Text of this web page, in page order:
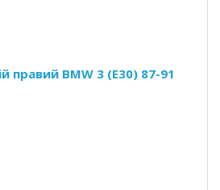
правий BMW 3 (E30) 87-91